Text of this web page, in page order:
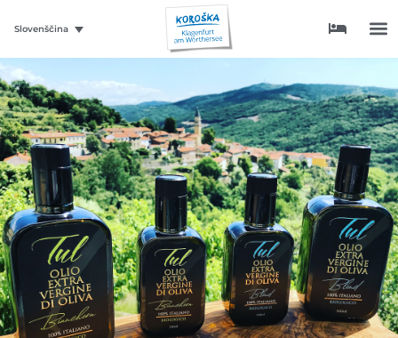
Slovenščina